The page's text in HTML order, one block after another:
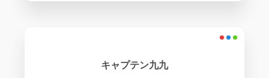
キャプテン九九